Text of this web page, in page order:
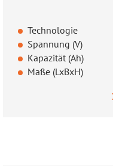
Technologie
Spannung (V)
Kapazität (Ah)
Maße (LxBxH)